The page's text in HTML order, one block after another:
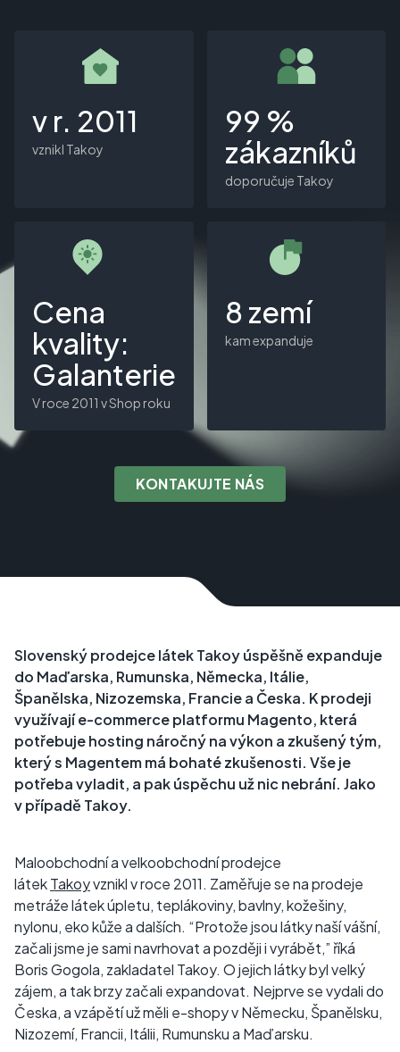
v r. 2011
vznikl Takoy
99 %
zákazníků
doporučuje Takoy
Cena
kvality:
Galanterie
V roce 2011 v Shop roku
8 zemí
kam expanduje
KONTAKUJTE NÁS
Slovenský prodejce látek Takoy úspěšně expanduje
do Maďarska, Rumunska, Německa, Itálie,
Španělska, Nizozemska, Francie a Česka. K prodeji
využívají e-commerce platformu Magento, která
potřebuje hosting náročný na výkon a zkušený tým,
který s Magentem má bohaté zkušenosti. Vše je
potřeba vyladit, a pak úspěchu už nic nebrání. Jako
v případě Takoy.
Maloobchodní a velkoobchodní prodejce
látekTakoyvznikl v roce 2011. Zaměřuje se na prodeje
metráže látek úpletu, teplákoviny, bavlny, kožešiny,
nylonu, eko kůže a dalších. “Protože jsou látky naší vášní,
začali jsme je sami navrhovat a později i vyrábět,” říká
Boris Gogola, zakladatel Takoy. O jejich látky byl velký
zájem, a tak brzy začali expandovat. Nejprve se vydali do
Česka, a vzápětí už měli e-shopy v Německu, Španělsku,
Nizozemí, Francii, Itálii, Rumunsku a Maďarsku.